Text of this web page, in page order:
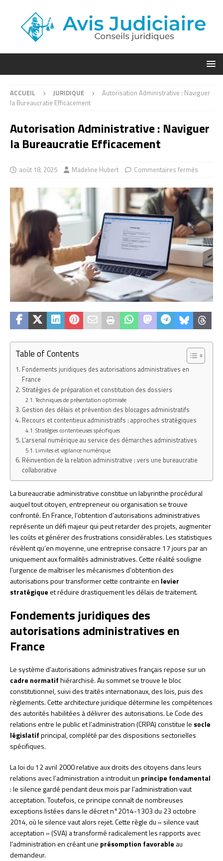
ACCUEIL JURIDIQUE
Autorisation Administrative : Naviguer
la Bureaucratie Efficacement
Autorisation Administrative : Naviguer
la Bureaucratie Efficacement
août 18, 2025 Madeline Hubert Commentaires fermés
Table of Contents
Fondements juridiques des autorisations administratives en
France
Stratégies de préparation et constitution des dossiers
Techniques de présentation optimisée
Gestion des délais et prévention des blocages administratifs
Recours et contentieux administratifs : approches stratégiques
Stratégies contentieuses spécifiques
L’arsenal numérique au service des démarches administratives
Limites et vigilance numérique
Réinvention de la relation administrative : vers une bureaucratie
collaborative
La bureaucratie administrative constitue un labyrinthe procédural
auquel tout citoyen, entrepreneur ou organisation se trouve
confronté. En France, l’obtention d’autorisations administratives
représente un défi majeur qui peut retarder des projets, augmenter
les coûts et générer des frustrations considérables. Les statistiques
révèlent qu’en moyenne, une entreprise consacre 17 jours par an
uniquement aux formalités administratives. Cette réalité souligne
l’urgence de maîtriser les mécanismes d’obtention des
autorisations pour transformer cette contrainte en levier
stratégiqueet réduire drastiquement les délais de traitement.
Fondements juridiques des
autorisations administratives en
France
Le système d’autorisations administratives français repose sur un
cadre normatifhiérarchisé. Au sommet se trouve le bloc
constitutionnel, suivi des traités internationaux, des lois, puis des
règlements. Cette architecture juridique détermine les compétences
des autorités habilitées à délivrer des autorisations. Le Code des
relations entre le public et l’administration (CRPA) constitue le socle
législatifprincipal, complété par des dispositions sectorielles
spécifiques.
La loi du 12 avril 2000 relative aux droits des citoyens dans leurs
relations avec l’administration a introduit un principe fondamental
: le silence gardé pendant deux mois par l’administration vaut
acceptation. Toutefois, ce principe connaît de nombreuses
exceptions listées dans le décret n°2014-1303 du 23 octobre
2014, où le silence vaut alors rejet. Cette règle du « silence vaut
acceptation » (SVA) a transformé radicalement les rapports avec
l’administration en créant une présomption favorable au
demandeur.